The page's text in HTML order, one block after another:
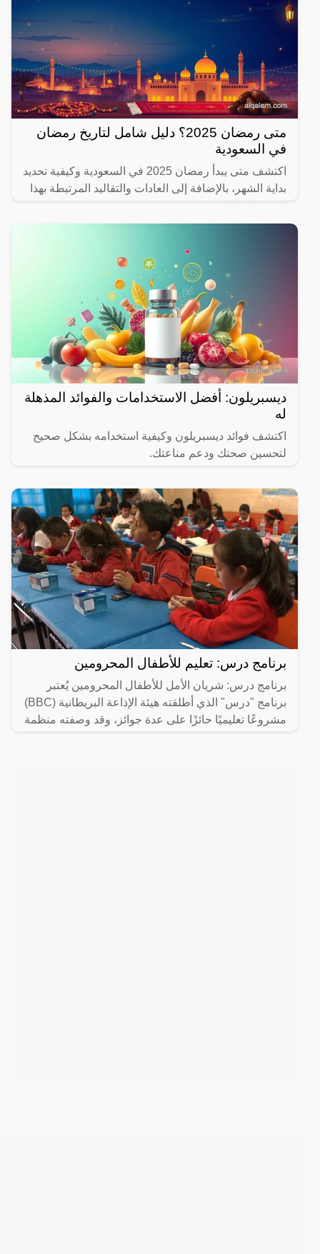
متى رمضان 2025؟ دليل شامل لتاريخ رمضان
في السعودية
اكتشف متى يبدأ رمضان 2025 في السعودية وكيفية تحديد
بداية الشهر، بالإضافة إلى العادات والتقاليد المرتبطة بهذا
ديسبريلون: أفضل الاستخدامات والفوائد المذهلة
له
اكتشف فوائد ديسبريلون وكيفية استخدامه بشكل صحيح
لتحسين صحتك ودعم مناعتك.
برنامج درس: تعليم للأطفال المحرومين
برنامج درس: شريان الأمل للأطفال المحرومين يُعتبر
برنامج "درس" الذي أطلقته هيئة الإذاعة البريطانية (BBC)
مشروعًا تعليميًا حائزًا على عدة جوائز، وقد وصفته منظمة